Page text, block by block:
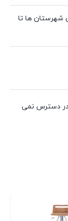
تا 15 روز است(برای شهرستان ها تا
در دسترس نمی